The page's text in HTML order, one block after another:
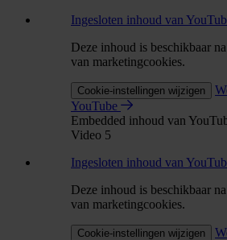
Ingesloten inhoud van
Deze inhoud is beschikbaar
van marketingcookies.
Cookie-instellingen wijzigen
YouTube
Embedded inhoud van
Video 5
Ingesloten inhoud van
Deze inhoud is beschikbaar
van marketingcookies.
Cookie-instellingen wijzigen